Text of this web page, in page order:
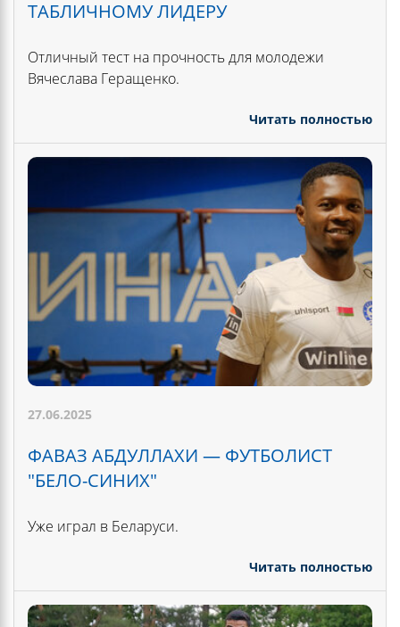
ТАБЛИЧНОМУ ЛИДЕРУ
Отличный тест на прочность для молодежи
Вячеслава Геращенко.
Читать полностью
27.06.2025
ФАВАЗ АБДУЛЛАХИ — ФУТБОЛИСТ
"БЕЛО-СИНИХ"
Уже играл в Беларуси.
Читать полностью